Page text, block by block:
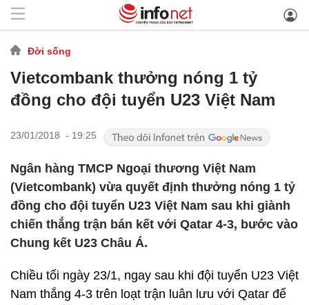
Đời sống
Vietcombank thưởng nóng 1 tỷ
đồng cho đội tuyển U23 Việt Nam
23/01/2018 - 19:25
Ngân hàng TMCP Ngoại thương Việt Nam
(Vietcombank) vừa quyết định thưởng nóng 1 tỷ
đồng cho đội tuyển U23 Việt Nam sau khi giành
chiến thắng trận bán kết với Qatar 4-3, bước vào
Chung kết U23 Châu Á.
Chiều tối ngày 23/1, ngay sau khi đội tuyển U23 Việt
Nam thắng 4-3 trên loạt trận luân lưu với Qatar để